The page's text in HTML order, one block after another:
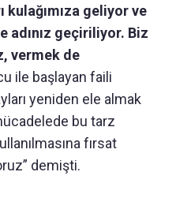
geliyor ve
adınız geçiriliyor. Biz
vermek de
ile başlayan faili
yeniden ele almak
bu tarz
fırsat
demişti.